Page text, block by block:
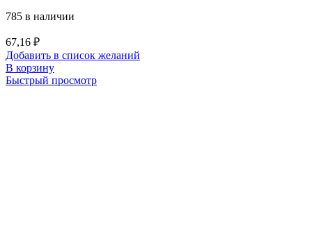
785 в наличии
67,16 ₽
Добавить в список желаний
В корзину
Быстрый просмотр